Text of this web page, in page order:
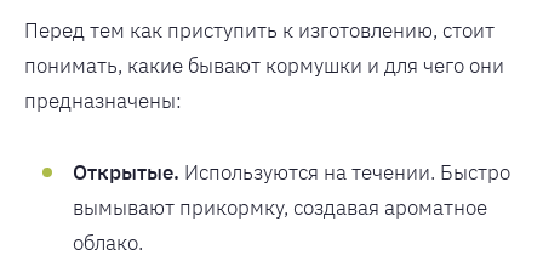
Перед тем как приступить к изготовлению, стоит
понимать, какие бывают кормушки и для чего они
предназначены:
Открытые. Используются на течении. Быстро
вымывают прикормку, создавая ароматное
облако.